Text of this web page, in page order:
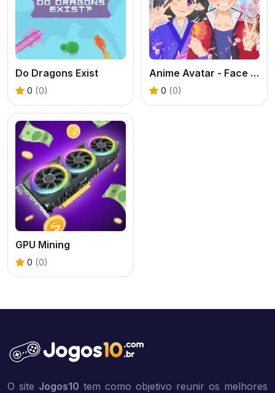
Do Dragons Exist
0 (0)
Anime Avatar - Face Maker
0 (0)
GPU Mining
0 (0)
O site Jogos10 tem como objetivo reunir os melhores